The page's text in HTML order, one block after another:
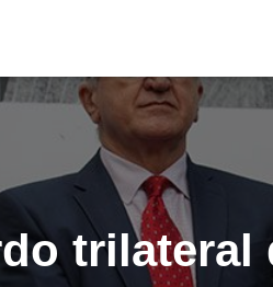
trilateral